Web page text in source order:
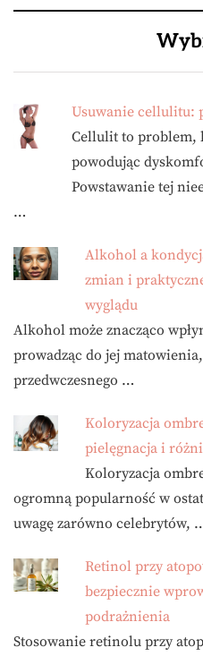
Usuwanie cellulitu:
Cellulit to problem,
powodując
Powstawanie tej
…
Alkohol a
zmian i
wyglądu
Alkohol może znacząco
prowadząc do jej
przedwczesnego …
Koloryzacja
pielęgnacja i
Koloryzacja
ogromną popularność w
uwagę zarówno celebrytów,
Retinol przy
bezpiecznie
podrażnienia
Stosowanie retinolu przy